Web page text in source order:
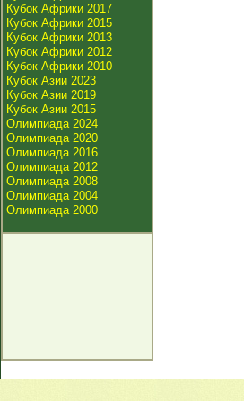
Кубок Африки 2017
Кубок Африки 2015
Кубок Африки 2013
Кубок Африки 2012
Кубок Африки 2010
Кубок Азии 2023
Кубок Азии 2019
Кубок Азии 2015
Олимпиада 2024
Олимпиада 2020
Олимпиада 2016
Олимпиада 2012
Олимпиада 2008
Олимпиада 2004
Олимпиада 2000